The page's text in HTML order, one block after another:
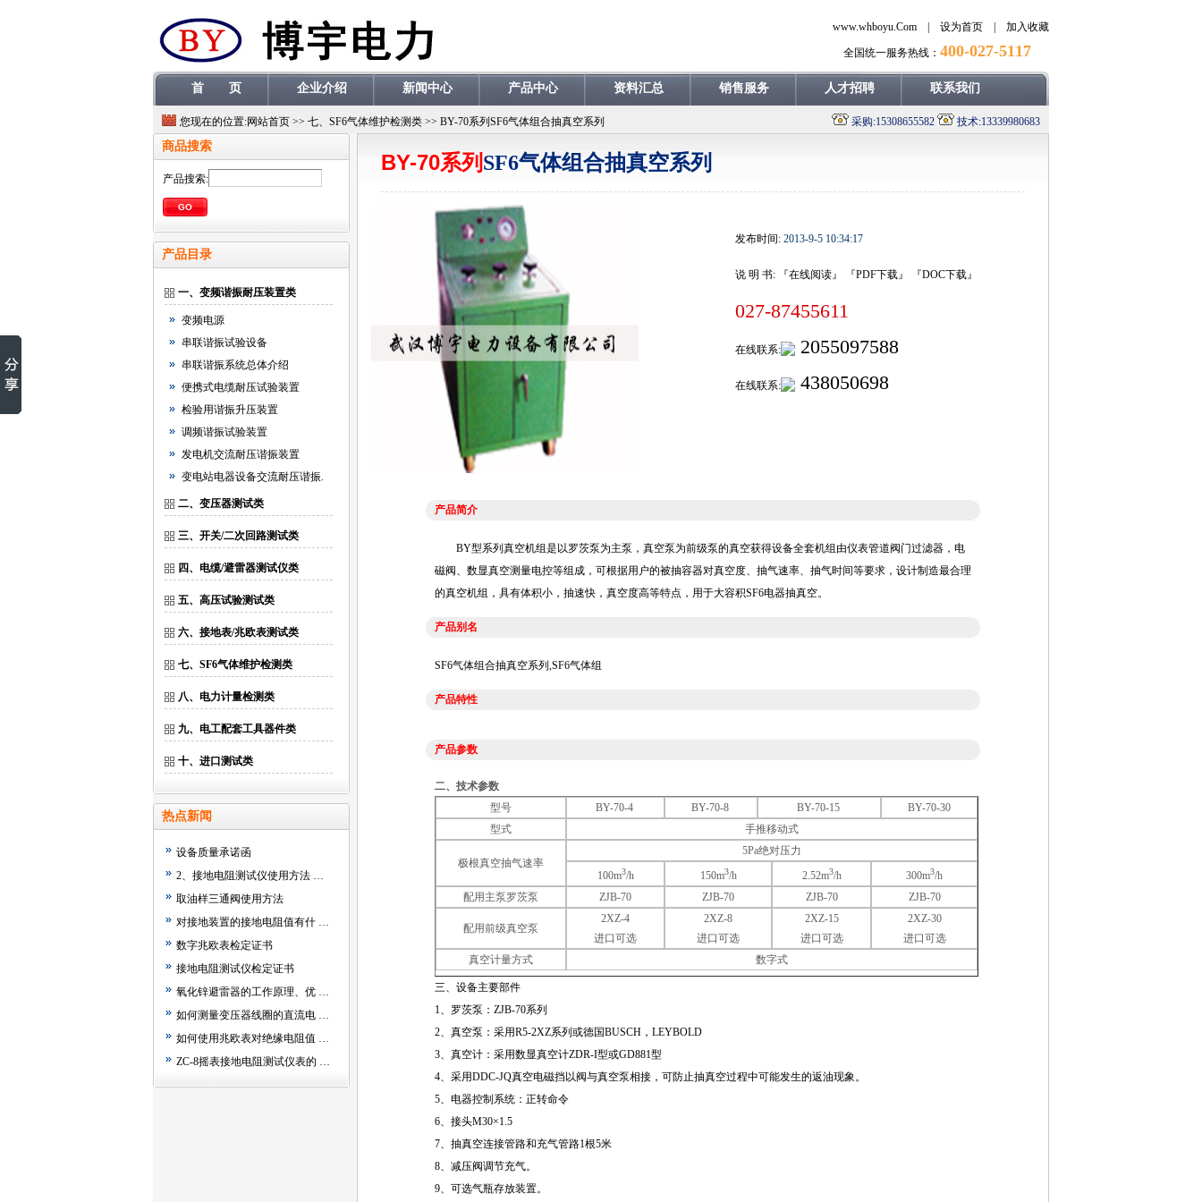
www.whboyu.Com | 设为首页 加入收藏
全国统一服务热线： 400-027-5117
首 页 企业介绍 新闻中心 产品中心 资料汇总 销售服务 人才招聘 联系我们
采购:15308655582 技术:13339980683
您现在的位置:网站首页 >> 七、 SF6气体维护检测类 >> BY-70系列SF6气体组合抽真空系列
商品搜索
产品搜索:
产品目录
一、变频谐振耐压装置类
变频电源
串联谐振试验设备
串联谐振系统总体介绍
便携式电缆耐压试验装置
检验用谐振升压装置
调频谐振试验装置
发电机交流耐压谐振装置
变电站电器设备交流耐压谐振.
二、变压器测试类
三、开关/二次回路测试类
四、电缆/避雷器测试仪类
五、高压试验测试类
六、接地表/兆欧表测试类
七、SF6气体维护检测类
八、电力计量检测类
九、电工配套工具器件类
十、进口测试类
热点新闻
设备质量承诺函
2、接地电阻测试仪使用方法 …
取油样三通阀使用方法
对接地装置的接地电阻值有什 …
数字兆欧表检定证书
接地电阻测试仪检定证书
氧化锌避雷器的工作原理、优 …
如何测量变压器线圈的直流电 …
如何使用兆欧表对绝缘电阻值 …
ZC-8摇表接地电阻测试仪表的 …
BY-70系列 SF6气体组合抽真空系列
发布时间: 2013-9-5 10:34:17
说 明 书: 『在线阅读』 『PDF下载』 『DOC下载』
027-87455611
在线联系: 2055097588
在线联系: 438050698
产品简介
BY型系列真空机组是以罗茨泵为主泵，真空泵为前级泵的真空获得设备全套机组由仪表管道阀门过滤器，电
磁阀、数显真空测量电控等组成，可根据用户的被抽容器对真空度、抽气速率、抽气时间等要求，设计制造最合理
的真空机组，具有体积小，抽速快，真空度高等特点，用于大容积SF6电器抽真空。
产品别名
SF6气体组合抽真空系列,SF6气体组
产品特性
产品参数
二、技术参数
型号
BY-70-4 BY-70-8 BY-70-15
BY-70-30
型式
手推移动式
极根真空抽气速率
5Pa绝对压力
100m3/h 150m3/h 2.52m3/h 300m3/h
配用主泵罗茨泵
ZJB-70 ZJB-70 ZJB-70 ZJB-70
配用前级真空泵
2XZ-4
进口可选
2XZ-8
进口可选
2XZ-15
进口可选
2XZ-30
进口可选
真空计量方式
数字式
三、设备主要部件
1、罗茨泵： ZJB-70系列
2、真空泵：采用R5-2XZ系列或德国BUSCH ， LEYBOLD
3、真空计：采用数显真空计ZDR-I型或GD881型
4、采用DDC-JQ真空电磁挡以阀与真空泵相接，可防止抽真空过程中可能发生的返油现象。
5、电器控制系统：正转命令
6、接头M30×1.5
7、抽真空连接管路和充气管路1根5米
8、减压阀调节充气。
9、可选气瓶存放装置。